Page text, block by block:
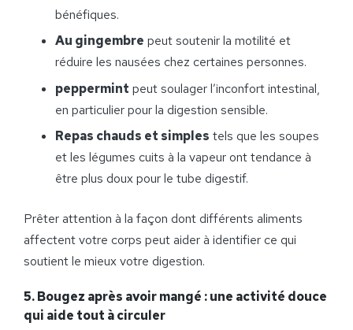
bénéfiques.
Au gingembre peut soutenir la motilité et
réduire les nausées chez certaines personnes.
peppermint peut soulager l’inconfort intestinal,
en particulier pour la digestion sensible.
Repas chauds et simples tels que les soupes
et les légumes cuits à la vapeur ont tendance à
être plus doux pour le tube digestif.
Prêter attention à la façon dont différents aliments
affectent votre corps peut aider à identifier ce qui
soutient le mieux votre digestion.
5. Bougez après avoir mangé : une activité douce
qui aide tout à circuler